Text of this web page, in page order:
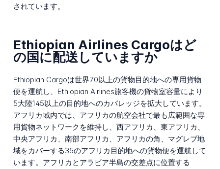
されています。
Ethiopian Airlines Cargoはど
の国に配送していますか
Ethiopian Cargoは世界70以上の貨物目的地への専用貨物
便を運航し、Ethiopian Airlines旅客機の貨物室容量により
5大陸145以上の目的地へのカバレッジを拡大しています。
アフリカ域内では、アフリカの航空会社で最も広範囲な専
用貨物ネットワークを維持し、西アフリカ、東アフリカ、
中央アフリカ、南部アフリカ、アフリカの角、マグレブ地
域をカバーする35のアフリカ目的地への貨物便を運航して
います。アフリカとアラビア半島の交差点に位置する